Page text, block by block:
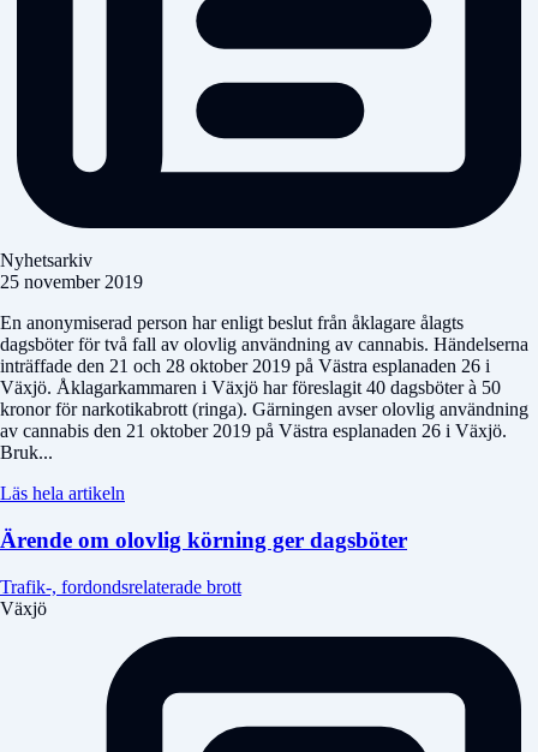
Nyhetsarkiv
25 november 2019
En anonymiserad person har enligt beslut från åklagare ålagts
dagsböter för två fall av olovlig användning av cannabis. Händelserna
inträffade den 21 och 28 oktober 2019 på Västra esplanaden 26 i
Växjö. Åklagarkammaren i Växjö har föreslagit 40 dagsböter à 50
kronor för narkotikabrott (ringa). Gärningen avser olovlig användning
av cannabis den 21 oktober 2019 på Västra esplanaden 26 i Växjö.
Bruk...
Läs hela artikeln
Ärende om olovlig körning ger dagsböter
Trafik-, fordondsrelaterade brott
Växjö